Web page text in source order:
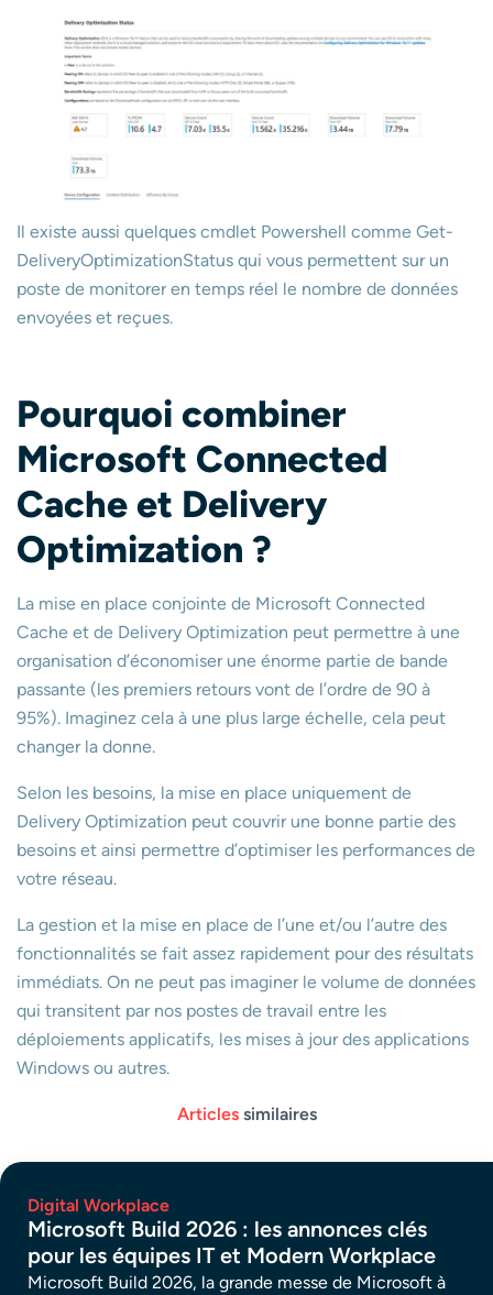
Il existe aussi quelques cmdlet Powershell comme Get-
DeliveryOptimizationStatus qui vous permettent sur un
poste de monitorer en temps réel le nombre de données
envoyées et reçues.
Pourquoi combiner
Microsoft Connected
Cache et Delivery
Optimization ?
La mise en place conjointe de Microsoft Connected
Cache et de Delivery Optimization peut permettre à une
organisation d’économiser une énorme partie de bande
passante (les premiers retours vont de l’ordre de 90 à
95%). Imaginez cela à une plus large échelle, cela peut
changer la donne.
Selon les besoins, la mise en place uniquement de
Delivery Optimization peut couvrir une bonne partie des
besoins et ainsi permettre d’optimiser les performances de
votre réseau.
La gestion et la mise en place de l’une et/ou l’autre des
fonctionnalités se fait assez rapidement pour des résultats
immédiats. On ne peut pas imaginer le volume de données
qui transitent par nos postes de travail entre les
déploiements applicatifs, les mises à jour des applications
Windows ou autres.
Articlessimilaires
Digital Workplace
Microsoft Build 2026 : les annonces clés
pour les équipes IT et Modern Workplace
Microsoft Build 2026, la grande messe de Microsoft à